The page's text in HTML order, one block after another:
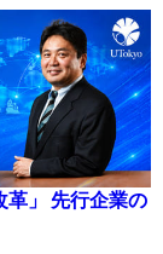
革」 先行企業の